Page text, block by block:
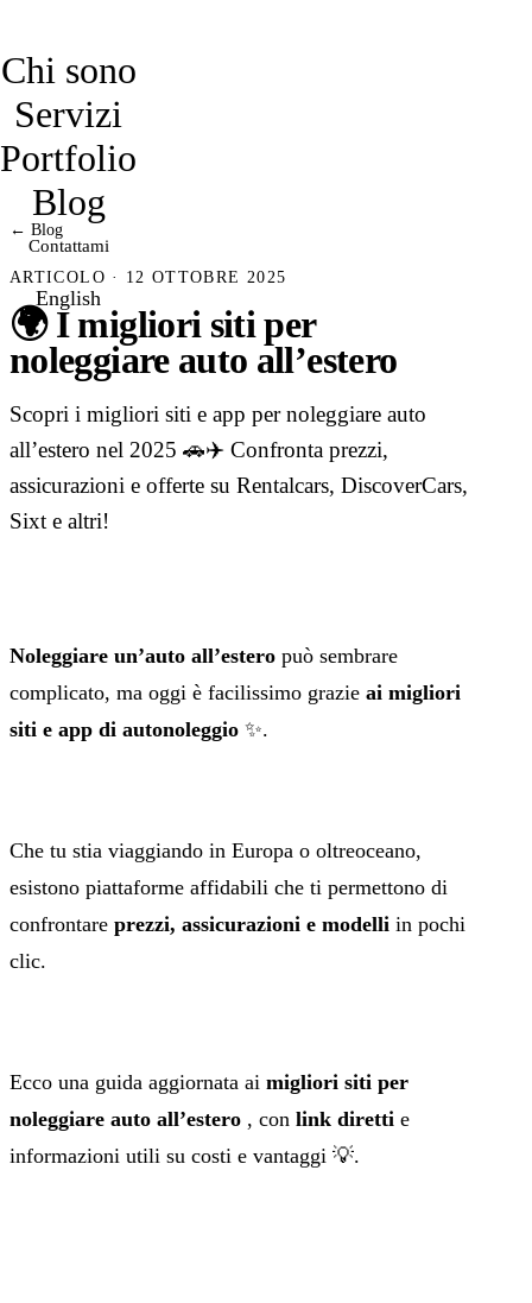
Chi sono
Servizi
Portfolio
Blog
Contattami
English
← Blog
ARTICOLO · 12 OTTOBRE 2025
🌍 I migliori siti per
noleggiare auto all’estero
Scopri i migliori siti e app per noleggiare auto
all’estero nel 2025 🚗✈️ Confronta prezzi,
assicurazioni e offerte su Rentalcars, DiscoverCars,
Sixt e altri!
Noleggiare un’auto all’estero può sembrare
complicato, ma oggi è facilissimo grazie ai migliori
siti e app di autonoleggio ✨.
Che tu stia viaggiando in Europa o oltreoceano,
esistono piattaforme affidabili che ti permettono di
confrontare prezzi, assicurazioni e modelli in pochi
clic.
Ecco una guida aggiornata ai migliori siti per
noleggiare auto all’estero , con link diretti e
informazioni utili su costi e vantaggi 💡.